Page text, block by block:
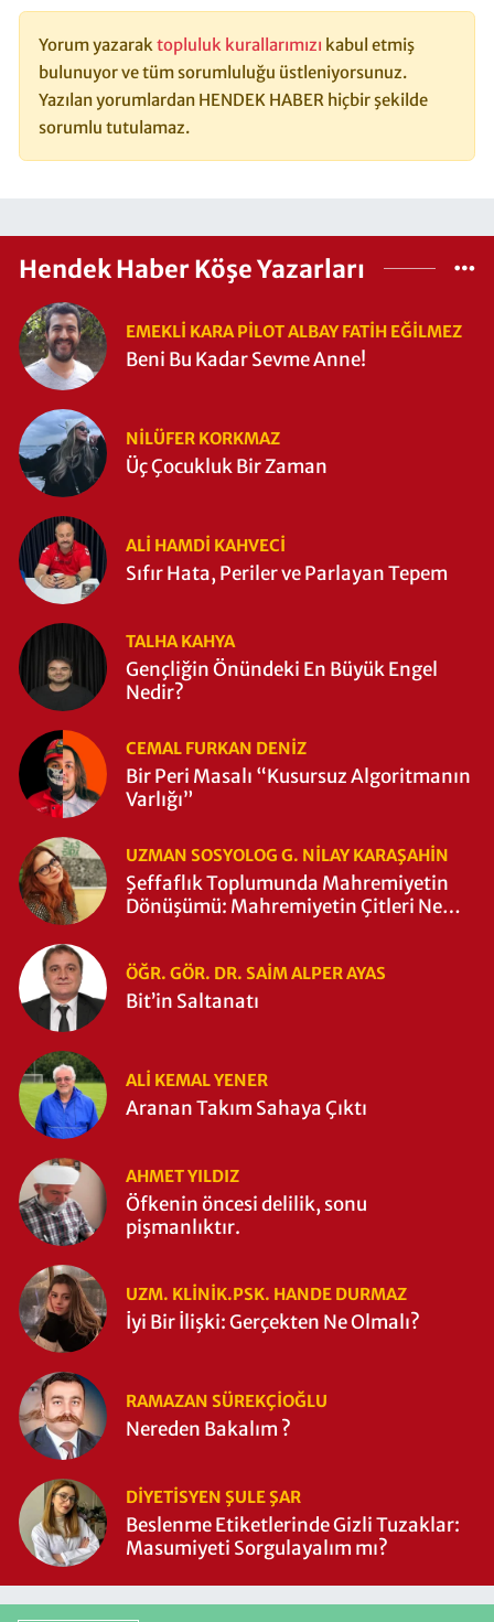
Yorum yazarak topluluk kurallarımızı kabul etmiş
bulunuyor ve tüm sorumluluğu üstleniyorsunuz.
Yazılan yorumlardan HENDEK HABER hiçbir şekilde
sorumlu tutulamaz.
Hendek Haber Köşe Yazarları
EMEKLI KARA PILOT ALBAY FATIH EĞİLMEZ
Beni Bu Kadar Sevme Anne!
NILÜFER KORKMAZ
Üç Çocukluk Bir Zaman
ALI HAMDI KAHVECİ
Sıfır Hata, Periler ve Parlayan Tepem
TALHA KAHYA
Gençliğin Önündeki En Büyük Engel
Nedir?
CEMAL FURKAN DENİZ
Bir Peri Masalı “Kusursuz Algoritmanın
Varlığı”
UZMAN SOSYOLOG G. NILAY KARAŞAHİN
Şeffaflık Toplumunda Mahremiyetin
Dönüşümü: Mahremiyetin Çitleri Ne
ÖĞR. GÖR. DR. SAIM ALPER AYAS
Bit’in Saltanatı
ALI KEMAL YENER
Aranan Takım Sahaya Çıktı
AHMET YILDIZ
Öfkenin öncesi delilik, sonu
pişmanlıktır.
UZM. KLINIK.PSK. HANDE DURMAZ
İyi Bir İlişki: Gerçekten Ne Olmalı?
RAMAZAN SÜREKÇIOĞLU
Nereden Bakalım ?
DIYETISYEN ŞULE ŞAR
Beslenme Etiketlerinde Gizli Tuzaklar:
Masumiyeti Sorgulayalım mı?